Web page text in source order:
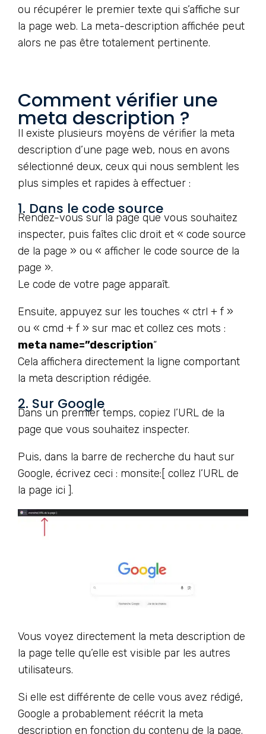
ou récupérer le premier texte qui s’affiche sur
la page web. La meta-description affichée peut
alors ne pas être totalement pertinente.
Comment vérifier une
meta description ?
Il existe plusieurs moyens de vérifier la meta
description d’une page web, nous en avons
sélectionné deux, ceux qui nous semblent les
plus simples et rapides à effectuer :
1. Dans le code source
Rendez-vous sur la page que vous souhaitez
inspecter, puis faîtes clic droit et « code source
de la page » ou « afficher le code source de la
page ».
Le code de votre page apparaît.
Ensuite, appuyez sur les touches « ctrl + f »
ou « cmd + f » sur mac et collez ces mots :
meta name=”description“
Cela affichera directement la ligne comportant
la meta description rédigée.
2. Sur Google
Dans un premier temps, copiez l’URL de la
page que vous souhaitez inspecter.
Puis, dans la barre de recherche du haut sur
Google, écrivez ceci : monsite:[ collez l’URL de
la page ici ].
Vous voyez directement la meta description de
la page telle qu’elle est visible par les autres
utilisateurs.
Si elle est différente de celle vous avez rédigé,
Google a probablement réécrit la meta
description en fonction du contenu de la page.